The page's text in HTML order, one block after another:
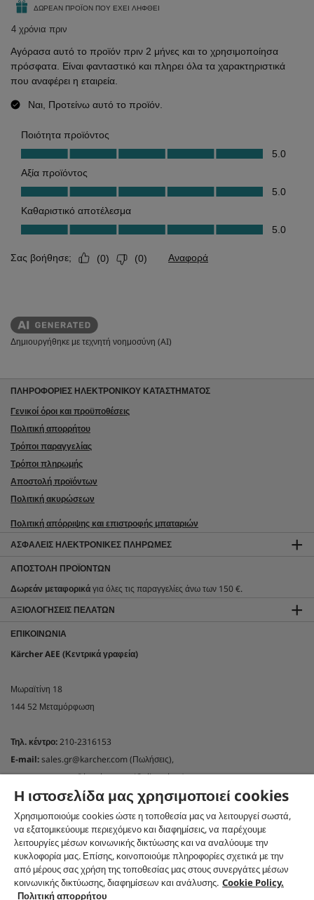
Δημιουργήθηκε με τεχνητή νοημοσύνη (AI)
ΠΛΗΡΟΦΟΡΙΕΣ ΗΛΕΚΤΡΟΝΙΚΟΥ ΚΑΤΑΣΤΗΜΑΤΟΣ
Γενικοί όροι και προϋποθέσεις
Πολιτική απορρήτου
Τρόποι παραγγελίας
Τρόποι πληρωμής
Αποστολή προϊόντων
Πολιτική ακυρώσεων
Πολιτική απόρριψης και επιστροφής μπαταριών
ΑΣΦΑΛΕΊΣ ΗΛΕΚΤΡΟΝΙΚΈΣ ΠΛΗΡΩΜΈΣ
ΑΠΟΣΤΟΛΉ ΠΡΟΪΌΝΤΩΝ
Δωρεάν μεταφορικάγια όλες τις παραγγελίες άνω των 150 €.
ΑΞΙΟΛΟΓΉΣΕΙΣ ΠΕΛΑΤΏΝ
ΕΠΙΚΟΙΝΩΝΊΑ
Kärcher AEE (Κεντρικά γραφεία)
Μωραϊτίνη 18
144 52 Μεταμόρφωση
Τηλ. κέντρο:210-2316153
E-mail:sales.gr@karcher.com (Πωλήσεις),
customercare.gr@karcher.com (Online shop)
support.gr@karcher.com(Τεχνική υποστήριξη)
NEWSLETTER KÄRCHER GREECE
Εγγραφή στο newsletter
ΑΚΟΛΟΥΘΉΣΤΕ ΜΑΣ ΣΤΑ SOCIAL MEDIA
Η ιστοσελίδα μας χρησιμοποιεί cookies
Χρησιμοποιούμε cookies ώστε η τοποθεσία μας να λειτουργεί σωστά,
να εξατομικεύουμε περιεχόμενο και διαφημίσεις, να παρέχουμε
λειτουργίες μέσων κοινωνικής δικτύωσης και να αναλύουμε την
κυκλοφορία μας. Επίσης, κοινοποιούμε πληροφορίες σχετικά με την
από μέρους σας χρήση της τοποθεσίας μας στους συνεργάτες μέσων
κοινωνικής δικτύωσης, διαφημίσεων και ανάλυσης. Cookie Policy.
Πολιτική απορρήτου